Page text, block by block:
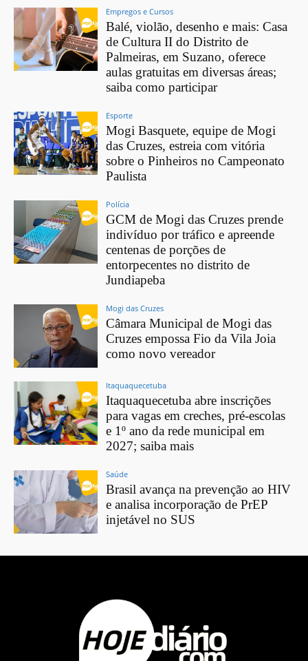
Empregos e Cursos
Balé, violão, desenho e mais: Casa
de Cultura II do Distrito de
Palmeiras, em Suzano, oferece
aulas gratuitas em diversas áreas;
saiba como participar
Esporte
Mogi Basquete, equipe de Mogi
das Cruzes, estreia com vitória
sobre o Pinheiros no Campeonato
Paulista
Polícia
GCM de Mogi das Cruzes prende
indivíduo por tráfico e apreende
centenas de porções de
entorpecentes no distrito de
Jundiapeba
Mogi das Cruzes
Câmara Municipal de Mogi das
Cruzes empossa Fio da Vila Joia
como novo vereador
Itaquaquecetuba
Itaquaquecetuba abre inscrições
para vagas em creches, pré-escolas
e 1º ano da rede municipal em
2027; saiba mais
Saúde
Brasil avança na prevenção ao HIV
e analisa incorporação de PrEP
injetável no SUS